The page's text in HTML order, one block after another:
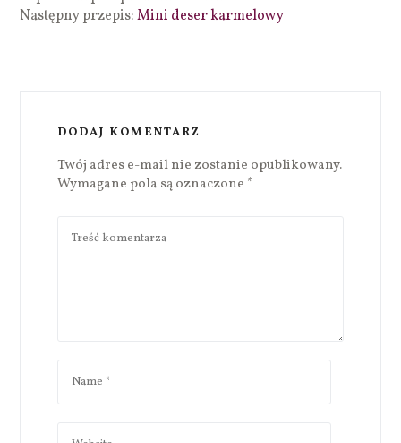
Następny przepis:Mini deser karmelowy
DODAJ KOMENTARZ
Twój adres e-mail nie zostanie opublikowany.
Wymagane pola są oznaczone *